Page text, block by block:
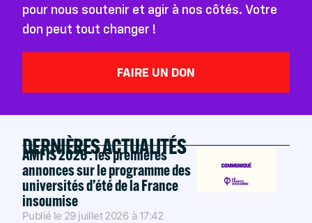
pour nous soutenir et agir à nos côtés. Votre
don peut tout changer !
FAIRE UN DON
DERNIÈRES ACTUALITÉS
AMFIS 2026 : les premières
annonces sur le programme des
universités d’été de la France
insoumise
Publié le 29 juillet 2026 à 17:42